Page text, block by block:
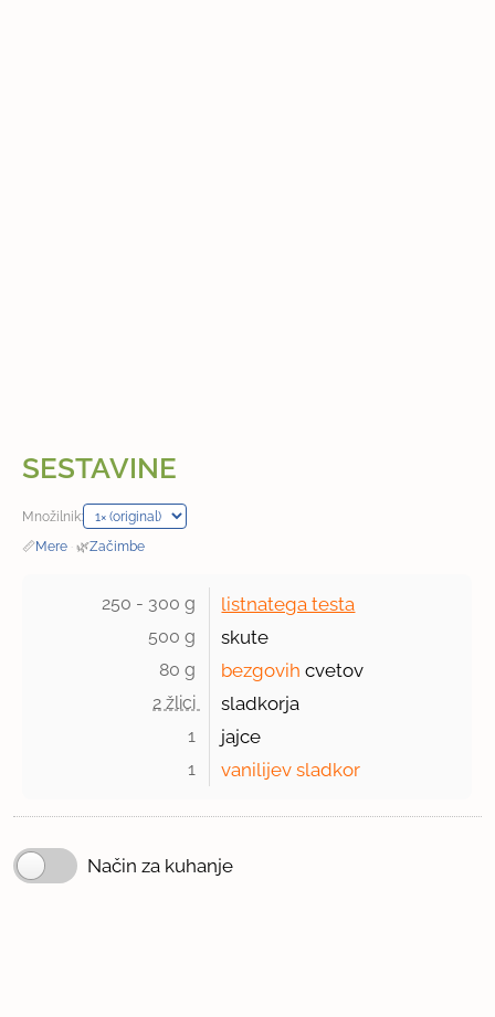
SESTAVINE
Množilnik:
📏Mere · 🌿Začimbe
250 - 300 g listnatega testa
500 g skute
80 g bezgovih cvetov
2 žlici sladkorja
1 jajce
1 vanilijev sladkor
Način za kuhanje